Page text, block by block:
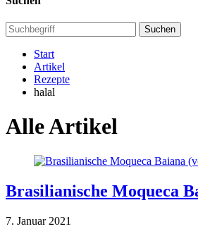
Suchen
Start
Artikel
Rezepte
halal
Alle Artikel
Brasilianische Moqueca
7. Januar 2021